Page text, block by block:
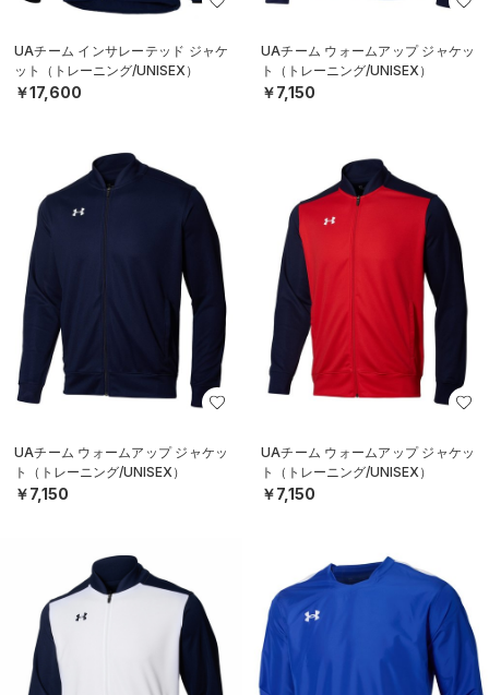
UAチーム インサレーテッド ジャケ
ット（トレーニング/UNISEX）
￥17,600
UAチーム ウォームアップ ジャケッ
ト（トレーニング/UNISEX）
￥7,150
UAチーム ウォームアップ ジャケッ
ト（トレーニング/UNISEX）
￥7,150
UAチーム ウォームアップ ジャケッ
ト（トレーニング/UNISEX）
￥7,150